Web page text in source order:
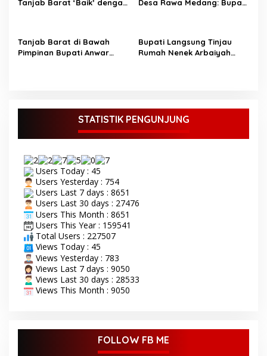
Tanjab Barat ‘Baik’ dengan
Desa Rawa Medang: Bupati
Tanjab Barat di Bawah
Pimpinan Bupati Anwar
Bupati Langsung Tinjau
Rumah Nenek Arbaiyah
STATISTIK PENGUNJUNG
Users Today : 45
Users Yesterday : 754
Users Last 7 days : 8651
Users Last 30 days : 27476
Users This Month : 8651
Users This Year : 159541
Total Users : 227507
Views Today : 45
Views Yesterday : 783
Views Last 7 days : 9050
Views Last 30 days : 28533
Views This Month : 9050
FOLLOW FB ME